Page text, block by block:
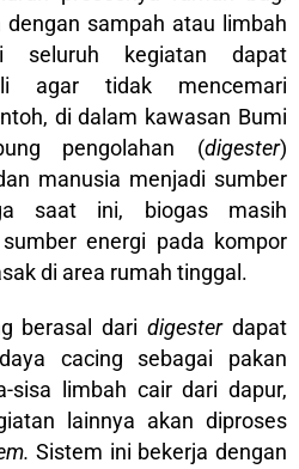
dengan sampah atau limbah
seluruh kegiatan dapat
agar tidak mencemari
di dalam kawasan Bumi
pengolahan (digester)
manusia menjadi sumber
saat ini, biogas masih
energi pada kompor
di area rumah tinggal.
berasal daridigesterdapat
cacing sebagai pakan
sisa limbah cair dari dapur,
lainnya akan diproses
Sistem ini bekerja dengan